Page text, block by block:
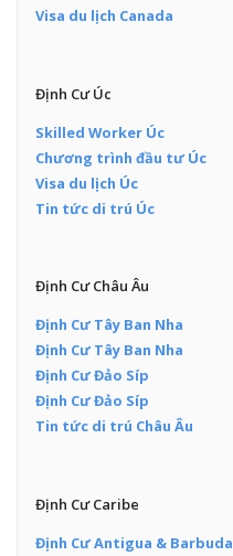
Visa du lịch Canada
Định Cư Úc
Skilled Worker Úc
Chương trình đầu tư Úc
Visa du lịch Úc
Tin tức di trú Úc
Định Cư Châu Âu
Định Cư Tây Ban Nha
Định Cư Tây Ban Nha
Định Cư Đảo Síp
Định Cư Đảo Síp
Tin tức di trú Châu Âu
Định Cư Caribe
Định Cư Antigua & Barbuda